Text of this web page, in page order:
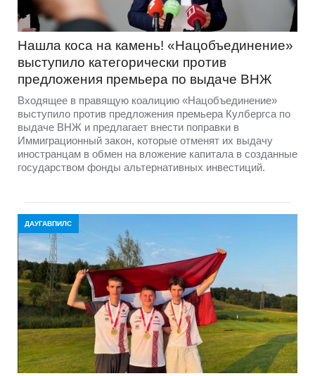
Нашла коса на камень! «Нацобъединение»
выступило категорически против
предложения премьера по выдаче ВНЖ
Входящее в правящую коалицию «Нацобъединение»
выступило против предложения премьера Кулбергса по
выдаче ВНЖ и предлагает внести поправки в
Иммиграционный закон, которые отменят их выдачу
иностранцам в обмен на вложение капитала в созданные
государством фонды альтернативных инвестиций.
ДАУГАВПИЛС